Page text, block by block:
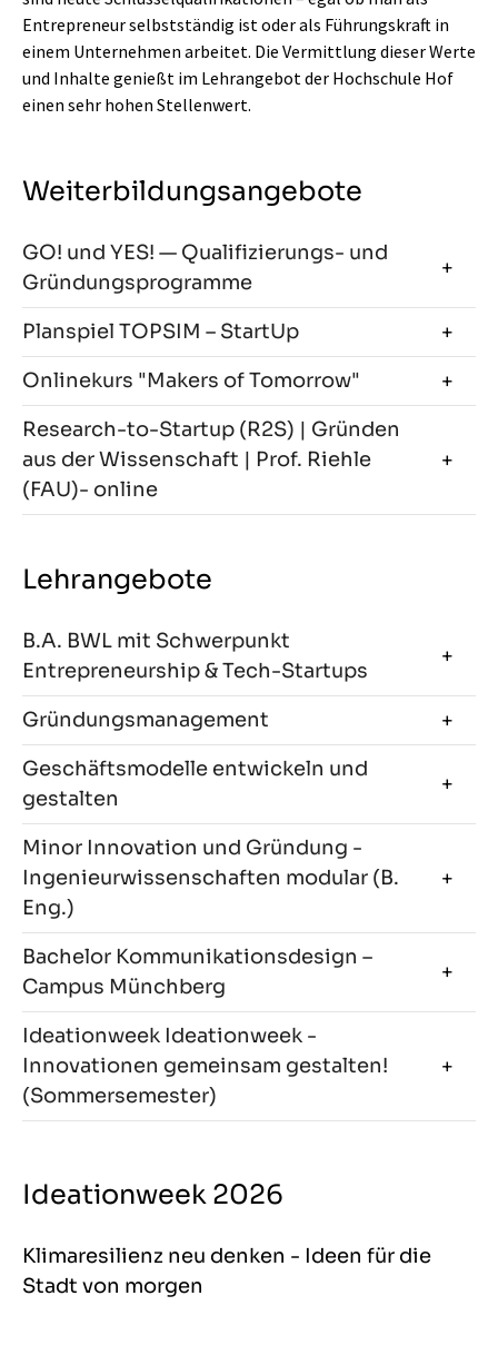
Entrepreneur selbstständig ist oder als Führungskraft in
einem Unternehmen arbeitet. Die Vermittlung dieser Werte
und Inhalte genießt im Lehrangebot der Hochschule Hof
einen sehr hohen Stellenwert.
Weiterbildungsangebote
GO! und YES! — Qualifizierungs- und
Gründungsprogramme
Planspiel TOPSIM – StartUp
Onlinekurs "Makers of Tomorrow"
Research-to-Startup (R2S) | Gründen
aus der Wissenschaft | Prof. Riehle
(FAU)- online
Lehrangebote
B.A. BWL mit Schwerpunkt
Entrepreneurship & Tech-Startups
Gründungsmanagement
Geschäftsmodelle entwickeln und
gestalten
Minor Innovation und Gründung -
Ingenieurwissenschaften modular (B.
Eng.)
Bachelor Kommunikationsdesign –
Campus Münchberg
Ideationweek Ideationweek -
Innovationen gemeinsam gestalten!
(Sommersemester)
Ideationweek 2026
Klimaresilienz neu denken - Ideen für die
Stadt von morgen